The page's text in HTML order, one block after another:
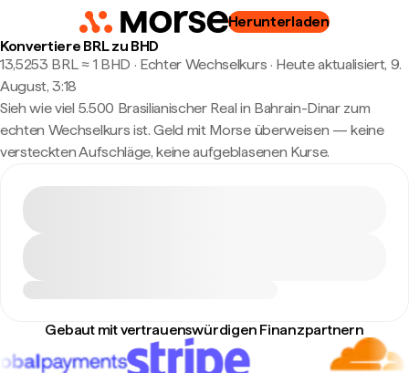
Herunterladen
Konvertiere BRL zu BHD
13,5253 BRL ≈ 1 BHD · Echter Wechselkurs · Heute aktualisiert, 9.
August, 3:18
Sieh wie viel 5.500 Brasilianischer Real in Bahrain-Dinar zum
echten Wechselkurs ist. Geld mit Morse überweisen — keine
versteckten Aufschläge, keine aufgeblasenen Kurse.
Gebaut mit vertrauenswürdigen Finanzpartnern